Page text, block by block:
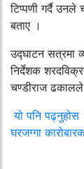
टिप्पणी गर्दै उनले
बताए ।
उद्घाटन सत्रमा
निर्देशक
चण्डीराज
यो पनि पढ्नुहोस
घरजग्गा